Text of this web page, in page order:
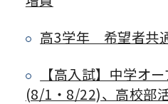
高3学年 希望者共
【高入試】中学オ
(8/1・8/22)、高校部